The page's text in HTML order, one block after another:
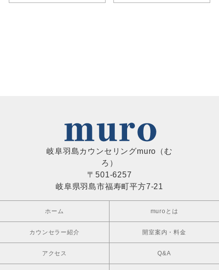
岐阜羽島カウンセリングmuro（む
ろ）
〒501-6257
岐阜県羽島市福寿町平方7-21
ホーム muroとは
カウンセラー紹介 開室案内・料金
アクセス Q&A